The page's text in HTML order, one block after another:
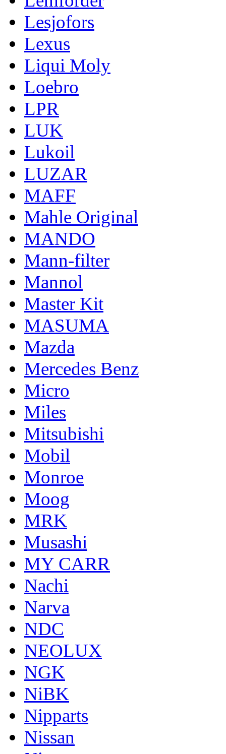
Lesjofors
Lexus
Liqui Moly
Loebro
LPR
LUK
Lukoil
LUZAR
MAFF
Mahle Original
MANDO
Mann-filter
Mannol
Master Kit
MASUMA
Mazda
Mercedes Benz
Micro
Miles
Mitsubishi
Mobil
Monroe
Moog
MRK
Musashi
MY CARR
Nachi
Narva
NDC
NEOLUX
NGK
NiBK
Nipparts
Nissan